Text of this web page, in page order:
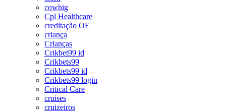
cowhig
Cpl Healthcare
creditação OE
criança
Crianças
Crikbet99 id
Crikbets99
Crikbets99 id
Crikbets99 login
Critical Care
cruises
cruizeiros